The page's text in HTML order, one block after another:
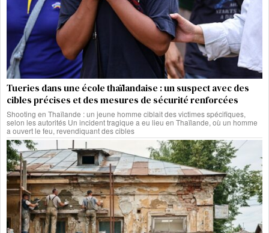
Tueries dans une école thaïlandaise : un suspect avec des
cibles précises et des mesures de sécurité renforcées
Shooting en Thaïlande : un jeune homme ciblait des victimes spécifiques,
selon les autorités Un incident tragique a eu lieu en Thaïlande, où un homme
a ouvert le feu, revendiquant des cibles